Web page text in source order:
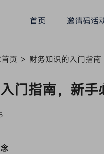
首页 邀请码活
页 > 财务知识的入门指南
门指南，新手